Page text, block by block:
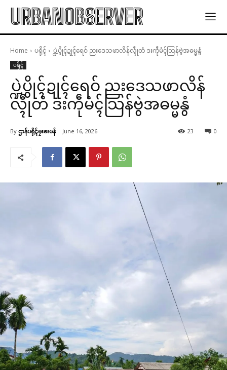
URBANOBSERVER
Home ပရိုၚ် ပ္ဍဲပွိုၚ်ဍုၚ်ရေဝ် ညးဒေသဖာလိန်လ္ၚဵုတံ ဒးကဵုမံၚ်သြန်ဗွဲအဓမ္မနွံ
ပရိုၚ်
ပ္ဍဲပွိုၚ်ဍုၚ်ရေဝ် ညးဒေသဖာလိန်
လ္ၚဵုတံ ဒးကဵုမံၚ်သြန်ဗွဲအဓမ္မနွံ
By ဌာန်ပရိုၚ်ဗၠးၜးမန် June 16, 2026 0
23